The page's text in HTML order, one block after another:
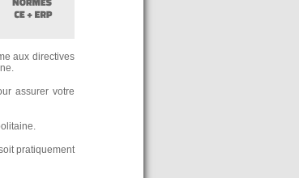
aux directives
assurer votre
pratiquement